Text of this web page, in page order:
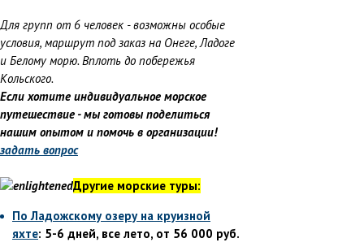
Для групп от 6 человек - возможны особые
условия, маршрут под заказ на Онеге, Ладоге
и Белому морю. Вплоть до побережья
Кольского.
Если хотите индивидуальное морское
путешествие - мы готовы поделиться
нашим опытом и помочь в организации!
задать вопрос
Другие морские туры:
По Ладожскому озеру на круизной
яхте: 5-6 дней, все лето, от 56 000 руб.